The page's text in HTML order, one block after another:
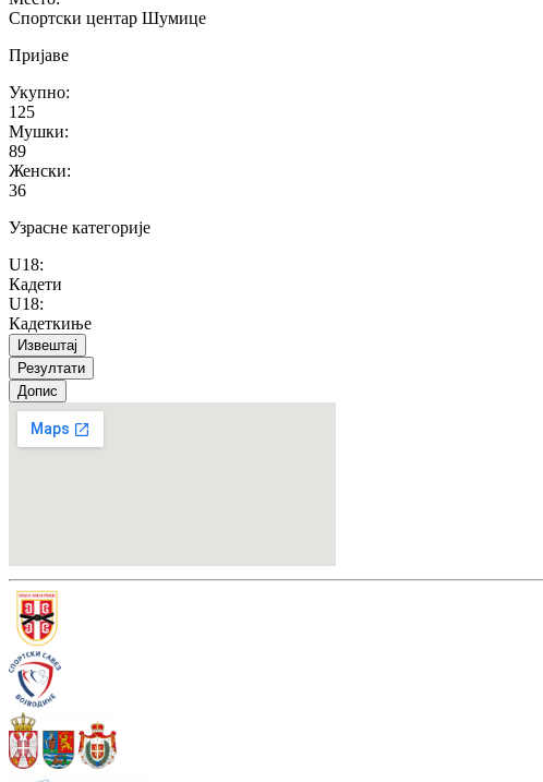
Спортски центар Шумице
Пријаве
Укупно:
125
Мушки:
89
Женски:
36
Узрасне категорије
U18:
Кадети
U18:
Кадеткиње
Извештај
Резултати
Допис